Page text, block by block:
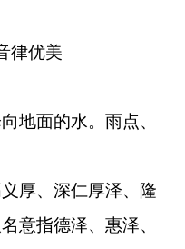
律优美
地面的水。雨点、
厚、深仁厚泽、隆
意指德泽、惠泽、